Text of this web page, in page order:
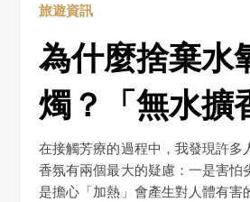
旅遊資訊
為什麼捨棄水
燭？「無水擴
在接觸芳療的過程中，我發現許多
香氛有兩個最大的疑慮：一是害怕
是擔心「加熱」會產生對人體有害